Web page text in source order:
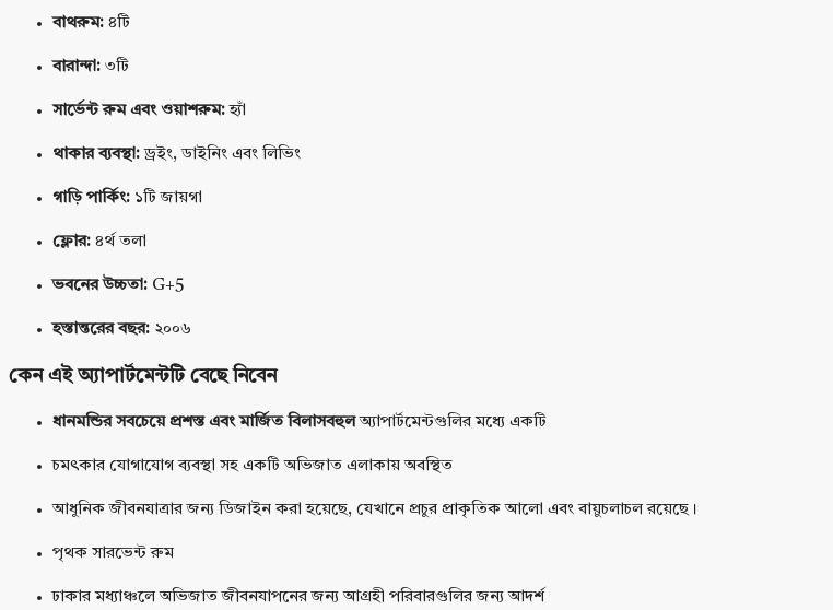
বাথরুম: ৪টি
বারান্দা: ৩টি
সার্ভেন্ট রুম এবং ওয়াশরুম: হ্যাঁ
থাকার ব্যবস্থা: ড্রইং, ডাইনিং এবং লিভিং
গাড়ি পার্কিং: ১টি জায়গা
ফ্লোর: ৪র্থ তলা
ভবনের উচ্চতা: G+5
হস্তান্তরের বছর: ২০০৬
কেন এই অ্যাপার্টমেন্টটি বেছে নিবেন
ধানমন্ডির সবচেয়ে প্রশস্ত এবং মার্জিত বিলাসবহুলঅ্যাপার্টমেন্টগুলির মধ্যে একটি
চমৎকার যোগাযোগ ব্যবস্থা সহ একটি অভিজাত এলাকায় অবস্থিত
আধুনিক জীবনযাত্রার জন্য ডিজাইন করা হয়েছে, যেখানে প্রচুর প্রাকৃতিক আলো এবং বায়ুচলাচল রয়েছে।
পৃথক সারভেন্ট রুম
ঢাকার মধ্যাঞ্চলে অভিজাত জীবনযাপনের জন্য আগ্রহী পরিবারগুলির জন্য আদর্শ